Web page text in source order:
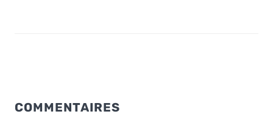
COMMENTAIRES